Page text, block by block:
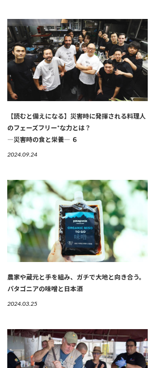
【読むと備えになる】災害時に発揮される料理人
のフェーズフリー*な力とは？
―災害時の食と栄養― ６
2024.09.24
農家や蔵元と手を組み、ガチで大地と向き合う。
パタゴニアの味噌と日本酒
2024.03.25